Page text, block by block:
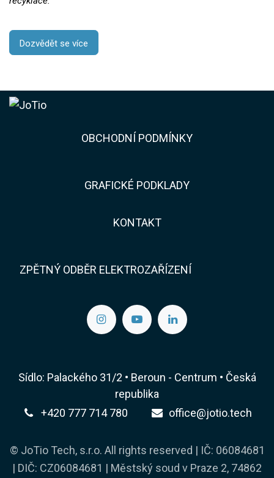
Dozvědět se více
​​OBCHODNÍ PODMÍNKY
GRAFICKÉ PODKLADY
KONTAKT​​
ZPĚTNÝ ODBĚR ELEKTROZAŘÍZENÍ
Sídlo: Palackého 31/2 • Beroun - Centrum • Česká
republika
+420 777 714 780
office@jotio.tech
© JoTio Tech, s.r.o. All rights reserved | IČ: 06084681
| DIČ: CZ06084681 | Městský soud v Praze 2, 74862